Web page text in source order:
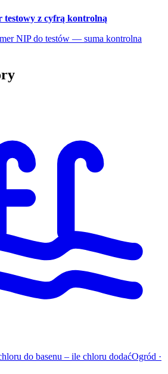
testowy z cyfrą kontrolną
NIP do testów — suma kontrolna
do basenu – ile chloru dodaćOgród ·